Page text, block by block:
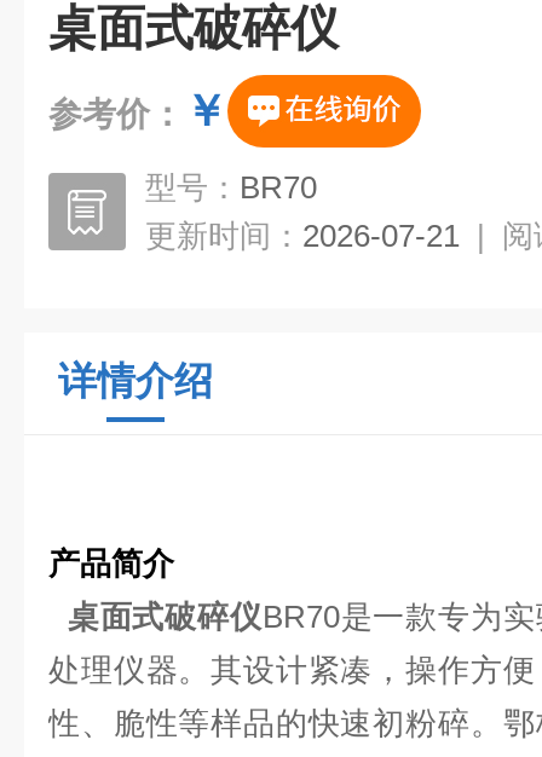
桌面式破碎仪
参考价： ￥
型号： BR70
更新时间： 2026-07-21 | 阅
详情介绍
产品简介
桌面式破碎仪BR70是一款专为
处理仪器。其设计紧凑，操作方
性、脆性等样品的快速初粉碎。